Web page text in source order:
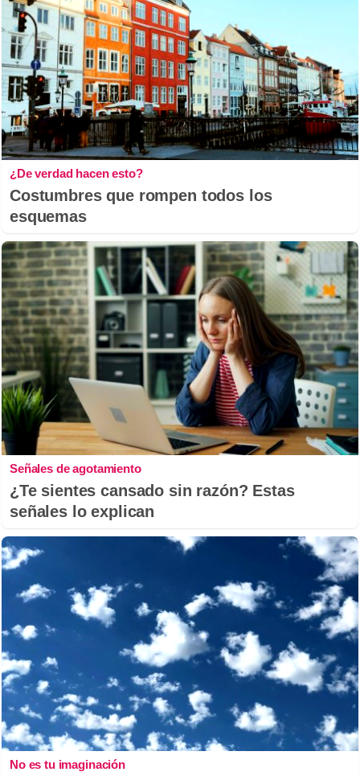
¿De verdad hacen esto?
Costumbres que rompen todos los
esquemas
Señales de agotamiento
¿Te sientes cansado sin razón? Estas
señales lo explican
No es tu imaginación